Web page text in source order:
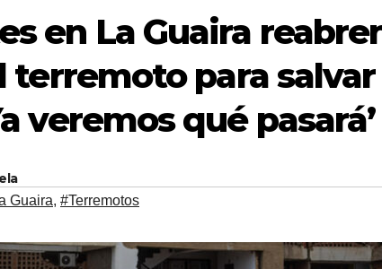
en La Guaira
para salvar
veremos qué pasará’
Guaira, #Terremotos